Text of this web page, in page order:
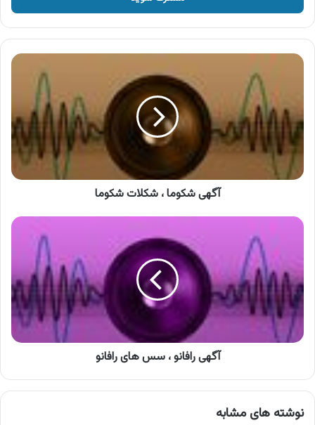
وارد
کنید
آگهی
شکلات
شکوما
آگهی شکوما ، شکلات شکوما
آگهی
سس
های
رافانو
آگهی رافانو ، سس های رافانو
نوشته های مشابه